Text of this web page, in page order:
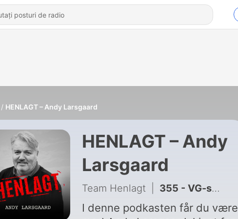
HENLAGT – Andy Larsgaard
HENLAGT – Andy
Larsgaard
Team Henlagt 355 - VG-saken – Sesong 1 Del 3 – Slåsskamp i snøen
I denne podkasten får du være